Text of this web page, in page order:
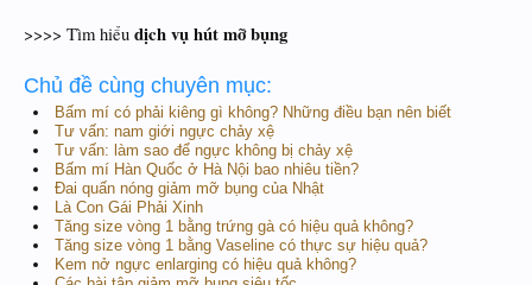
>>>> Tìm hiểu dịch vụ hút mỡ bụng
Chủ đề cùng chuyên mục:
Bấm mí có phải kiêng gì không? Những điều bạn nên biết
Tư vấn: nam giới ngực chảy xệ
Tư vấn: làm sao để ngực không bị chảy xệ
Bấm mí Hàn Quốc ở Hà Nội bao nhiêu tiền?
Đai quấn nóng giảm mỡ bụng của Nhật
Là Con Gái Phải Xinh
Tăng size vòng 1 bằng trứng gà có hiệu quả không?
Tăng size vòng 1 bằng Vaseline có thực sự hiệu quả?
Kem nở ngực enlarging có hiệu quả không?